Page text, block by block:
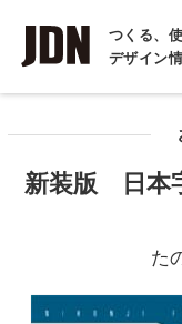
つくる、
デザイン
インタビュー
新装版 日本
た